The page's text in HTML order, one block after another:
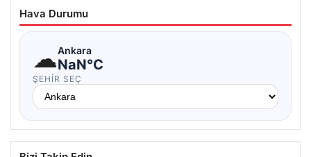
Hava Durumu
☁Ankara
NaN°C
ŞEHIR SEÇ